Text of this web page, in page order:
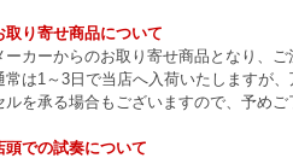
取り寄せ商品について
ーカーからのお取り寄せ商品となり、
常は1～3日で当店へ入荷いたしますが
ルを承る場合もございますので、予めご
頭での試奏について